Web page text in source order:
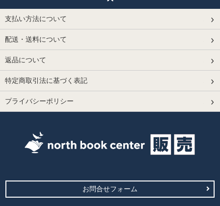
支払い方法について
配送・送料について
返品について
特定商取引法に基づく表記
プライバシーポリシー
お問合せフォーム